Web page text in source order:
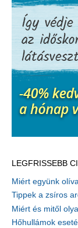
LEGFRISSEBB
Miért együnk
Tippek a zsíros
Miért és mitől
Hőhullámok